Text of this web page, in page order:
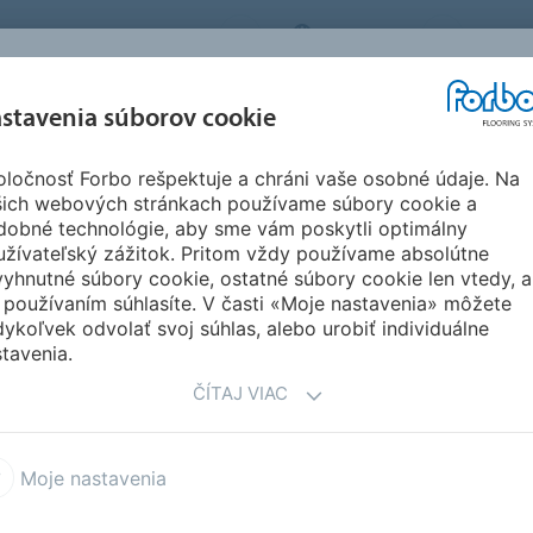
FORBO FLOORING SYSTEMS SLOVAKIA
SEGMENTY
REFERENCIE A
INŠPIRÁCIE
SYSTEMS
zprávy z dění ve
Republika.
súborov cookie
Forbo rešpektuje a chráni vaše osobné údaje. Na
webových stránkach používame súbory cookie a
technológie, aby sme vám poskytli optimálny
zážitok. Pritom vždy používame absolútne
súbory cookie, ostatné súbory cookie len vtedy,
súhlasíte. V časti «Moje nastavenia» môžete
odvolať svoj súhlas, alebo urobiť individuálne
ČÍTAJ VIAC
Moje nastavenia